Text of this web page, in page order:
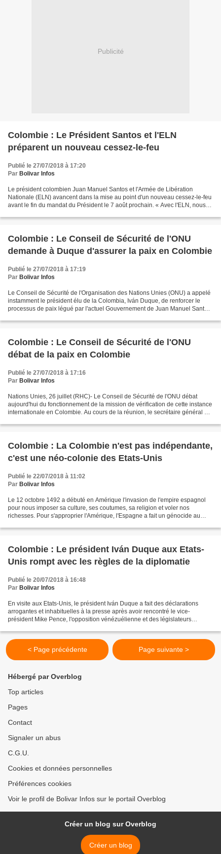
Publicité
Colombie : Le Président Santos et l'ELN
préparent un nouveau cessez-le-feu
Publié le 27/07/2018 à 17:20
Par Bolivar Infos
Le président colombien Juan Manuel Santos et l'Armée de Libération
Nationale (ELN) avancent dans la mise au point d'un nouveau cessez-le-feu
avant le fin du mandat du Président le 7 août prochain. « Avec l'ELN, nous
Colombie : Le Conseil de Sécurité de l'ONU
demande à Duque d'assurer la paix en Colombie
Publié le 27/07/2018 à 17:19
Par Bolivar Infos
Le Conseil de Sécurité de l'Organisation des Nations Unies (ONU) a appelé
instamment le président élu de la Colombia, Iván Duque, de renforcer le
processus de paix légué par l'actuel Gouvernement de Juan Manuel Santos.
Colombie : Le Conseil de Sécurité de l'ONU
débat de la paix en Colombie
Publié le 27/07/2018 à 17:16
Par Bolivar Infos
Nations Unies, 26 juillet (RHC)- Le Conseil de Sécurité de l'ONU débat
aujourd'hui du fonctionnement de la mission de vérification de cette instance
internationale en Colombie. Au cours de la réunion, le secrétaire général de
Colombie : La Colombie n'est pas indépendante,
c'est une néo-colonie des Etats-Unis
Publié le 22/07/2018 à 11:02
Par Bolivar Infos
Le 12 octobre 1492 a débuté en Amérique l'invasion de l'empire espagnol
pour nous imposer sa culture, ses coutumes, sa religion et voler nos
richesses. Pour s'approprier l'Amérique, l'Espagne a fait un génocide au
Colombie : Le président Iván Duque aux Etats-
Unis rompt avec les règles de la diplomatie
Publié le 20/07/2018 à 16:48
Par Bolivar Infos
En visite aux Etats-Unis, le président Iván Duque a fait des déclarations
arrogantes et inhabituelles à la presse après avoir rencontré le vice-
président Mike Pence, l'opposition vénézuélienne et des législateurs
< Page précédente Page suivante >
Hébergé par Overblog
Top articles
Pages
Contact
Signaler un abus
C.G.U.
Cookies et données personnelles
Préférences cookies
Voir le profil de Bolivar Infos sur le portail Overblog
Créer un blog sur Overblog
Créer un blog